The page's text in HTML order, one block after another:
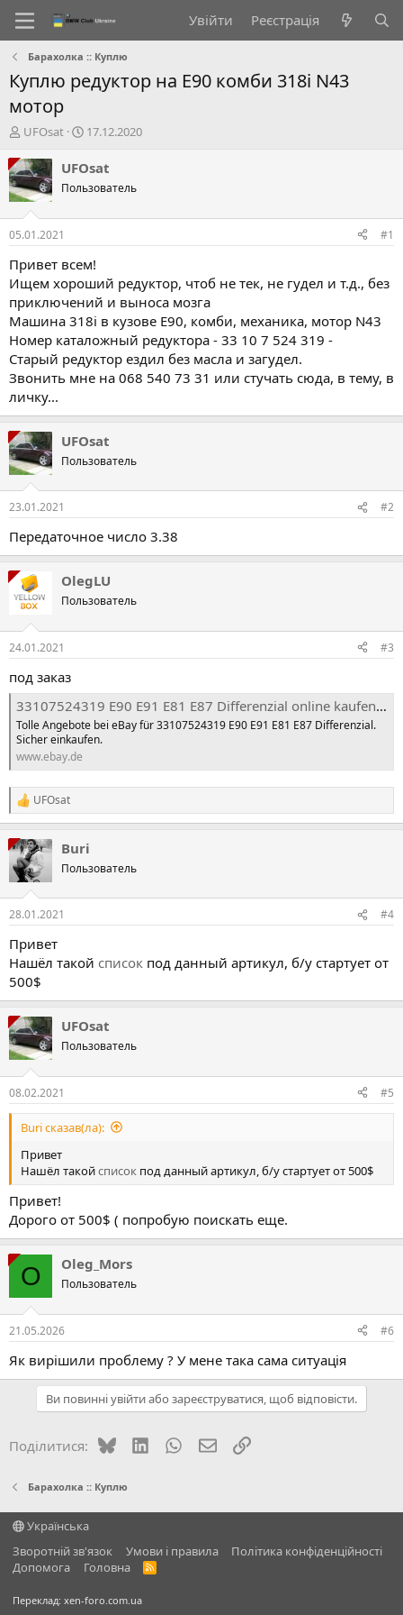
Увійти Реєстрація
Барахолка :: Куплю
Куплю редуктор на Е90 комби 318і N43
мотор
А
т
о
р
т
е
м
и
UFOsat
Д
т
с
о
р
н
н
я
17.12.2020
UFOsat
Пользователь
05.01.2021 #1
Привет всем!
Ищем хороший редуктор, чтоб не тек, не гудел и т.д., без
приключений и выноса мозга
Машина 318і в кузове Е90, комби, механика, мотор N43
Номер каталожный редуктора - 33 10 7 524 319 -
Старый редуктор ездил без масла и загудел.
Звонить мне на 068 540 73 31 или стучать сюда, в тему, в
личку...
UFOsat
Пользователь
23.01.2021 #2
Передаточное число 3.38
OlegLU
Пользователь
24.01.2021 #3
под заказ
33107524319 E90 E91 E81 E87 Differenzial online kaufen | eBay
Tolle Angebote bei eBay für 33107524319 E90 E91 E81 E87 Differenzial.
Sicher einkaufen.
www.ebay.de
Р
е
к
ц
і
UFOsat
Buri
Пользователь
28.01.2021 #4
Привет
Нашёл такой список под данный артикул, б/у стартует от
500$
UFOsat
Пользователь
08.02.2021 #5
Buri сказав(ла):
Привет
Нашёл такойсписок под данный артикул, б/у стартует от 500$
Привет!
Дорого от 500$ ( попробую поискать еще.
O Oleg_Mors
Пользователь
21.05.2026 #6
Як вирішили проблему ? У мене така сама ситуація
Ви повинні увійти або зареєструватися, щоб відповісти.
Поділитися: BlueskyLinkedInWhatsApp
E-mailПосилання
Барахолка :: Куплю
Українська
Зворотній зв'язок
Умови і правила
Політика конфіденційності
Дoпoмoга
Головна
R
Переклад: xen-foro.com.ua